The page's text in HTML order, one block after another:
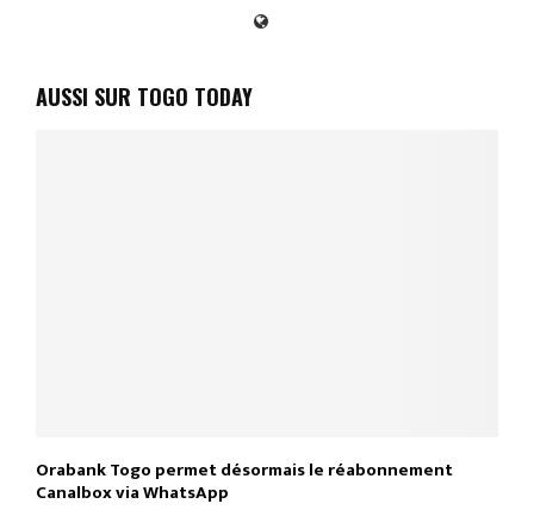
AUSSI SUR TOGO TODAY
Orabank Togo permet désormais le réabonnement
Canalbox via WhatsApp